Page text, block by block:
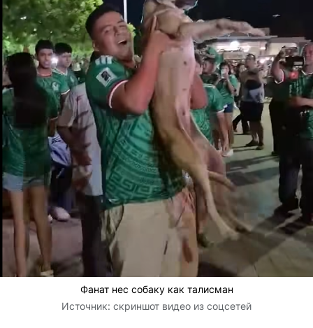
Фанат нес собаку как талисман
Источник: скриншот видео из соцсетей